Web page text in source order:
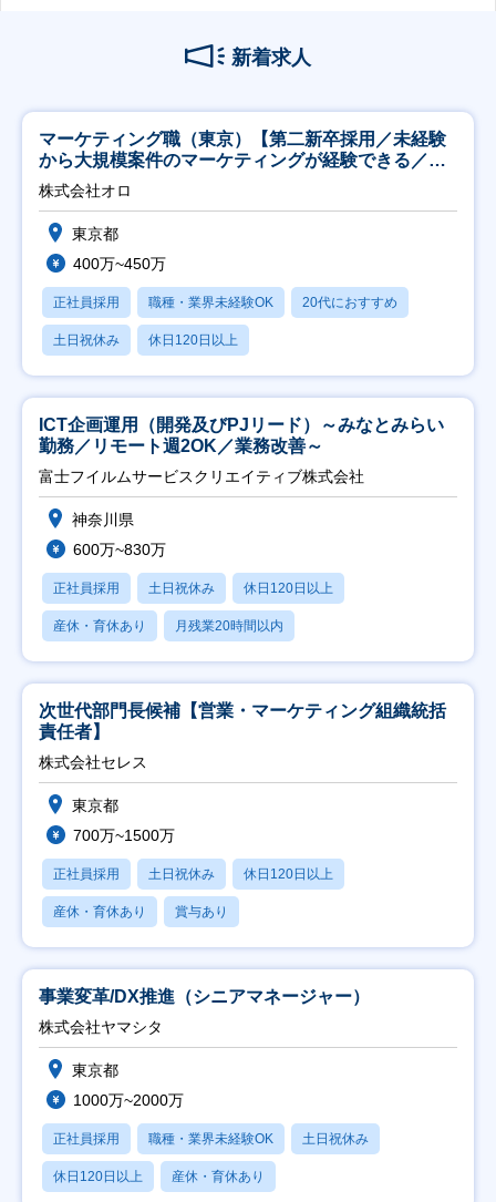
新着求人
マーケティング職（東京）【第二新卒採用／未経験
から大規模案件のマーケティングが経験できる／研
修充実】
株式会社オロ
東京都
400万~450万
正社員採用 職種・業界未経験OK 20代におすすめ
土日祝休み 休日120日以上
ICT企画運用（開発及びPJリード）～みなとみらい
勤務／リモート週2OK／業務改善～
富士フイルムサービスクリエイティブ株式会社
神奈川県
600万~830万
正社員採用 土日祝休み 休日120日以上
産休・育休あり 月残業20時間以内
次世代部門長候補【営業・マーケティング組織統括
責任者】
株式会社セレス
東京都
700万~1500万
正社員採用 土日祝休み 休日120日以上
産休・育休あり 賞与あり
事業変革/DX推進（シニアマネージャー）
株式会社ヤマシタ
東京都
1000万~2000万
正社員採用 職種・業界未経験OK 土日祝休み
休日120日以上 産休・育休あり